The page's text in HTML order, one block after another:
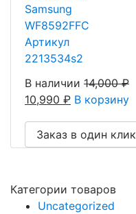
Samsung
WF8592FFC
Артикул
2213534s2
В наличии 14,000₽
10,990 ₽ В корзину
Заказ в один клик
Категории товаров
Uncategorized